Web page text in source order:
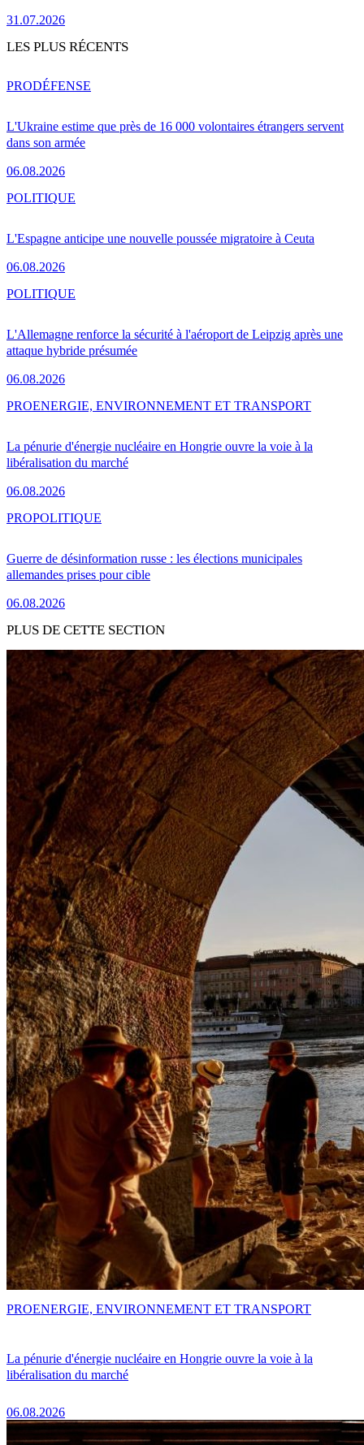
31.07.2026
LES PLUS RÉCENTS
L'Ukraine estime que près de 16 000 volontaires étrangers servent
dans son armée
06.08.2026
PRODÉFENSE
L'Espagne anticipe une nouvelle poussée migratoire à Ceuta
06.08.2026
POLITIQUE
L'Allemagne renforce la sécurité à l'aéroport de Leipzig après une
attaque hybride présumée
06.08.2026
POLITIQUE
La pénurie d'énergie nucléaire en Hongrie ouvre la voie à la
libéralisation du marché
06.08.2026
PROENERGIE, ENVIRONNEMENT ET TRANSPORT
Guerre de désinformation russe : les élections municipales
allemandes prises pour cible
06.08.2026
PROPOLITIQUE
PLUS DE CETTE SECTION
La pénurie d'énergie nucléaire en Hongrie ouvre la voie à la
libéralisation du marché
06.08.2026
PROENERGIE, ENVIRONNEMENT ET TRANSPORT